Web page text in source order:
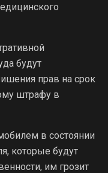
будут
прав на срок
штрафу в
в состоянии
которые будут
им грозит